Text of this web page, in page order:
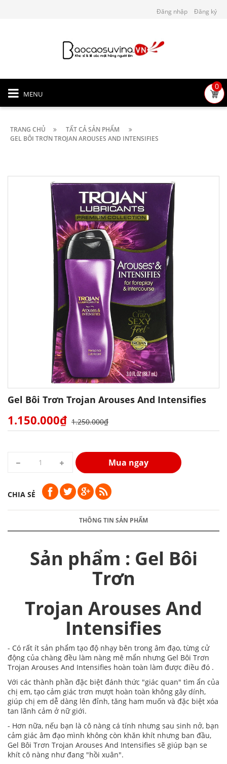
Đăng nhập Đăng ký
MENU
0
TRANG CHỦ
TẤT CẢ SẢN PHẨM
GEL BÔI TRƠN TROJAN AROUSES AND INTENSIFIES
Gel Bôi Trơn Trojan Arouses And Intensifies
1.150.000₫ 1.250.000₫
Mua ngay
CHIA SẺ
THÔNG TIN SẢN PHẨM
Sản phẩm : Gel Bôi
Trơn
Trojan Arouses And
Intensifies
- Có rất ít sản phẩm tạo độ nhạy bên trong âm đạo, từng cử
động của chàng đều làm nàng mê mẩn nhưng Gel Bôi Trơn
Trojan Arouses And Intensifies hoàn toàn làm được điều đó .
Với các thành phần đặc biệt đánh thức "giác quan" tìm ẩn của
chị em, tạo cảm giác trơn mượt hoàn toàn không gây dính,
giúp chị em dễ dàng lên đỉnh, tăng ham muốn và đặc biệt xóa
tan lãnh cảm ở nữ giới.
- Hơn nữa, nếu bạn là cô nàng cá tính nhưng sau sinh nở, bạn
cảm giác âm đạo mình không còn khăn khít nhưng ban đầu,
Gel Bôi Trơn Trojan Arouses And Intensifies sẽ giúp bạn se
khít cô nàng như đang "hồi xuân".